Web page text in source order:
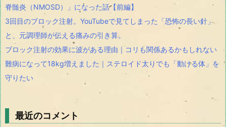
脊髄炎（NMOSD）」になった話【前編】
3回目のブロック注射。YouTubeで見てしまった「恐怖の長い針」
と、元調理師が伝える痛みの引き算。
ブロック注射の効果に波がある理由｜コリも関係あるかもしれない
難病になって18kg増えました｜ステロイド太りでも「動ける体」を
守りたい
最近のコメント